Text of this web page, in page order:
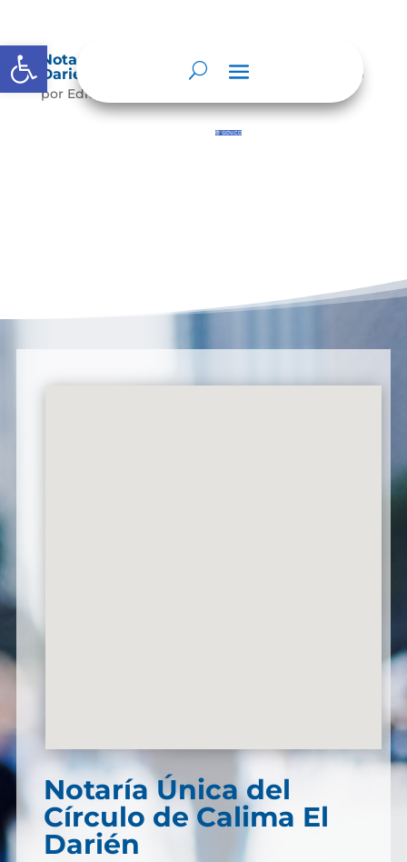
Abrir barra de herramientas
Notaría Única del Círculo de Calima – El
Darién Angel Mario Plaza Suárez – Notario
por Editor
Notaría Única del
Círculo de Calima El
Darién